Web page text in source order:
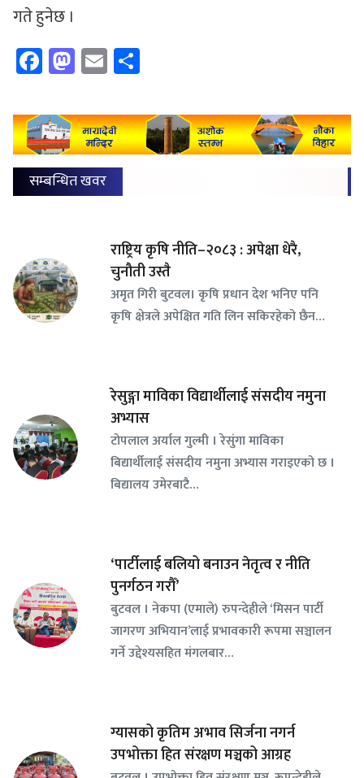
गते हुनेछ ।
Facebook
Mastodon
Email
सम्बन्धित खवर
राष्ट्रिय कृषि नीति–२०८३ : अपेक्षा धेरै,
चुनौती उस्तै
अमृत गिरी बुटवल। कृषि प्रधान देश भनिए पनि
कृषि क्षेत्रले अपेक्षित गति लिन सकिरहेको छैन…
रेसुङ्गा माविका विद्यार्थीलाई संसदीय नमुना
अभ्यास
टोपलाल अर्याल गुल्मी । रेसुंगा माविका
बिद्यार्थीलाई संसदीय नमुना अभ्यास गराइएको छ ।
बिद्यालय उमेरबाटै…
‘पार्टीलाई बलियो बनाउन नेतृत्व र नीति
पुनर्गठन गरौँ’
बुटवल । नेकपा (एमाले) रुपन्देहीले ‘मिसन पार्टी
जागरण अभियान’लाई प्रभावकारी रूपमा सञ्चालन
गर्ने उद्देश्यसहित मंगलबार…
ग्यासको कृतिम अभाव सिर्जना नगर्न
उपभोक्ता हित संरक्षण मञ्चको आग्रह